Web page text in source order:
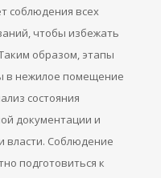
соблюдения всех
чтобы избежать
образом, этапы
в нежилое помещение
состояния
документации и
власти. Соблюдение
подготовиться к